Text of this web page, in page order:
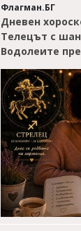
Флагман.БГ
Дневен
Телецът с
Водолеите